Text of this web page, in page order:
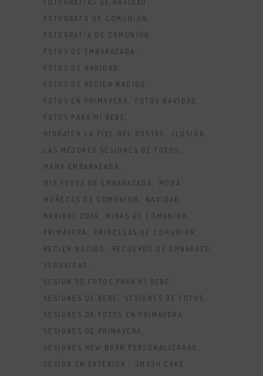
FOTOGRAFIAS DE NAVIDAD
FOTOGRAFO DE COMUNION
FOTOGRAFÍA DE COMUNIÓN
FOTOS DE EMBARAZADA
FOTOS DE NAVIDAD
FOTOS DE RECIEN NACIDO
FOTOS EN PRIMAVERA
FOTOS NAVIDAD
FOTOS PARA MI BEBE
HIDRATEN LA PIEL DEL ROSTRO
ILUSIÓN
LAS MEJORES SESIONES DE FOTOS
MAMA EMBARAZADA
MIS FOTOS DE EMBARAZADA
MODA
MUÑECAS DE COMUNION
NAVIDAD
NAVIDAD 2024
NIÑAS DE COMUNION
PRIMAVERA
PRINCESAS DE COMUNION
RECIEN NACIDO
RECUERDO DE EMBARAZO
SEGURIDAD
SESION DE FOTOS PARA MI BEBE
SESIONES DE BEBÉ
SESIONES DE FOTOS
SESIONES DE FOTOS EN PRIMAVERA
SESIONES DE PRIMAVERA
SESIONES NEW BORN PERSONALIZADAS
SESIÓN EN EXTERIOR.
SMASH CAKE